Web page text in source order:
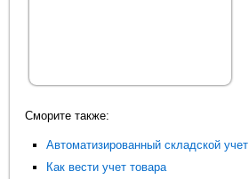
Сморите также:
Автоматизированный складской учет
Как вести учет товара